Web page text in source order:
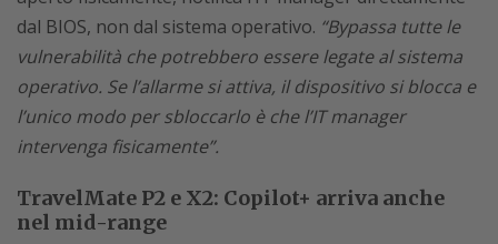
dal BIOS, non dal sistema operativo. “Bypassa tutte le
vulnerabilità che potrebbero essere legate al sistema
operativo. Se l’allarme si attiva, il dispositivo si blocca e
l’unico modo per sbloccarlo è che l’IT manager
intervenga fisicamente”.
TravelMate P2 e X2: Copilot+ arriva anche
nel mid-range